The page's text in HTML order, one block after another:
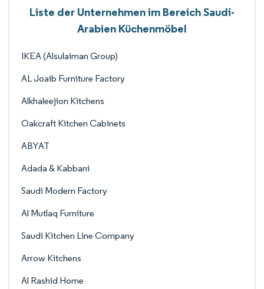
Liste der Unternehmen im Bereich Saudi-
Arabien Küchenmöbel
IKEA (Alsulaiman Group)
AL Joaib Furniture Factory
Alkhaleejion Kitchens
Oakcraft Kitchen Cabinets
ABYAT
Adada & Kabbani
Saudi Modern Factory
Al Mutlaq Furniture
Saudi Kitchen Line Company
Arrow Kitchens
Al Rashid Home